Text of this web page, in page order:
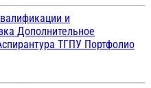
и
Дополнительное
ТГПУ Портфолио